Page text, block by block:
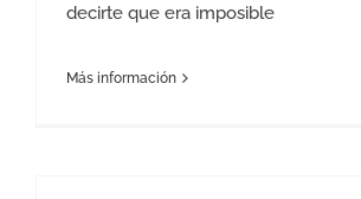
decirte que era imposible
Más información